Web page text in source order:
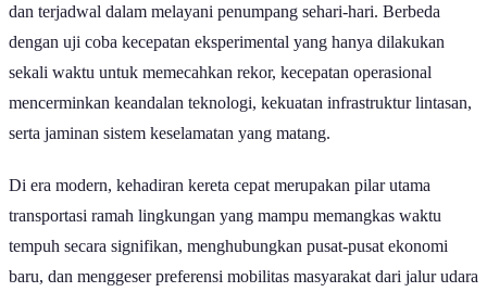
dan terjadwal dalam melayani penumpang sehari-hari. Berbeda
dengan uji coba kecepatan eksperimental yang hanya dilakukan
sekali waktu untuk memecahkan rekor, kecepatan operasional
mencerminkan keandalan teknologi, kekuatan infrastruktur lintasan,
serta jaminan sistem keselamatan yang matang.
Di era modern, kehadiran kereta cepat merupakan pilar utama
transportasi ramah lingkungan yang mampu memangkas waktu
tempuh secara signifikan, menghubungkan pusat-pusat ekonomi
baru, dan menggeser preferensi mobilitas masyarakat dari jalur udara